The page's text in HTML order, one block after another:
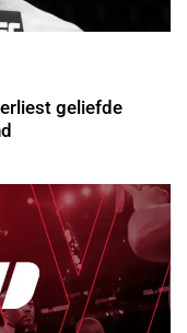
geliefde